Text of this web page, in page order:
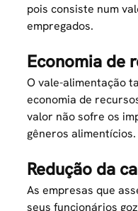
pois consiste num
empregados.
Economia de
O vale-alimentação
economia de
valor não sofre os
gêneros alimentícios.
Redução da
As empresas que
seus funcionários